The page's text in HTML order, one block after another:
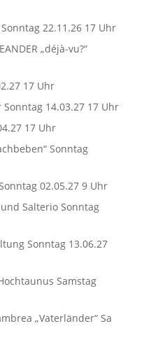
22.11.26 17 Uhr
„déjà-vu?“
17 Uhr
14.03.27 17 Uhr
17 Uhr
Sonntag
02.05.27 9 Uhr
Salterio Sonntag
Sonntag 13.06.27
Samstag
„Vaterländer“ Sa